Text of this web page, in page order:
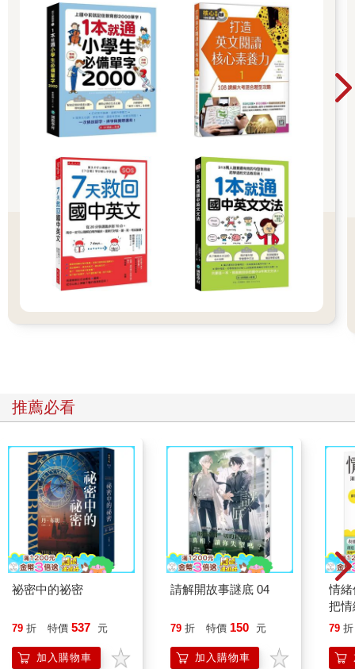
推薦必看
祕密中的祕密
79 折 特價 537 元
加入購物車
請解開故事謎底 04
79 折 特價 150 元
加入購物車
情
把
誰
79 折